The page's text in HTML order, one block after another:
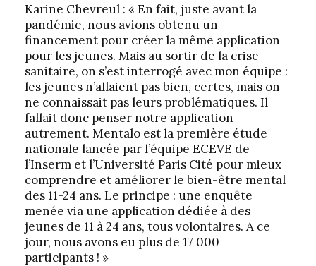
Karine Chevreul : « En fait, juste avant la
pandémie, nous avions obtenu un
financement pour créer la même application
pour les jeunes. Mais au sortir de la crise
sanitaire, on s’est interrogé avec mon équipe :
les jeunes n’allaient pas bien, certes, mais on
ne connaissait pas leurs problématiques. Il
fallait donc penser notre application
autrement. Mentalo est la première étude
nationale lancée par l’équipe ECEVE de
l’Inserm et l’Université Paris Cité pour mieux
comprendre et améliorer le bien-être mental
des 11-24 ans. Le principe : une enquête
menée via une application dédiée à des
jeunes de 11 à 24 ans, tous volontaires. A ce
jour, nous avons eu plus de 17 000
participants ! »